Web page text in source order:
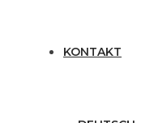
KONTAKT